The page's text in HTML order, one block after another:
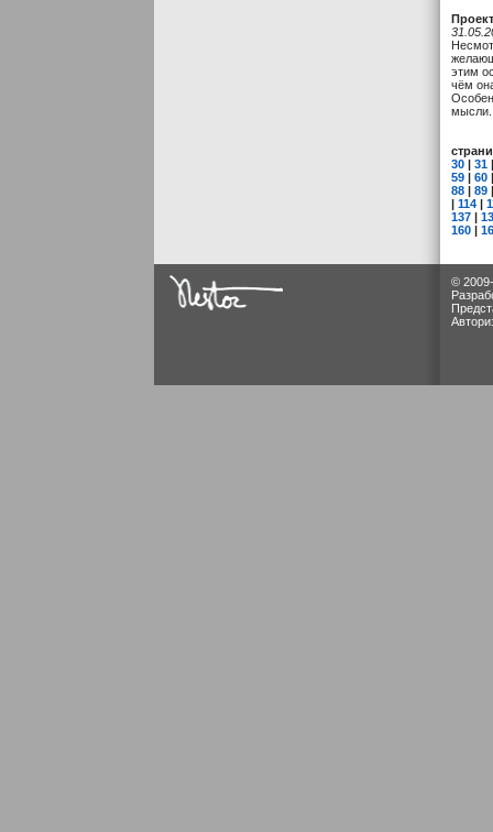
этим
чём
мысли.
30 | 31
59 | 60
88 | 89
| 114 |
137 |
160 |
©